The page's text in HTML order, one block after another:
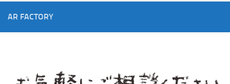
AR FACTORY